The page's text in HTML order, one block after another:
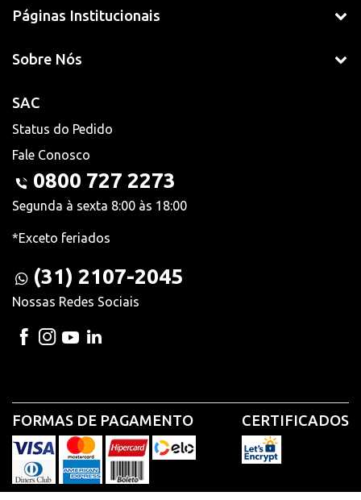
Páginas Institucionais
Sobre Nós
SAC
Status do Pedido
Fale Conosco
0800 727 2273
Segunda à sexta 8:00 às 18:00
*Exceto feriados
(31) 2107-2045
Nossas Redes Sociais
FORMAS DE PAGAMENTO CERTIFICADOS